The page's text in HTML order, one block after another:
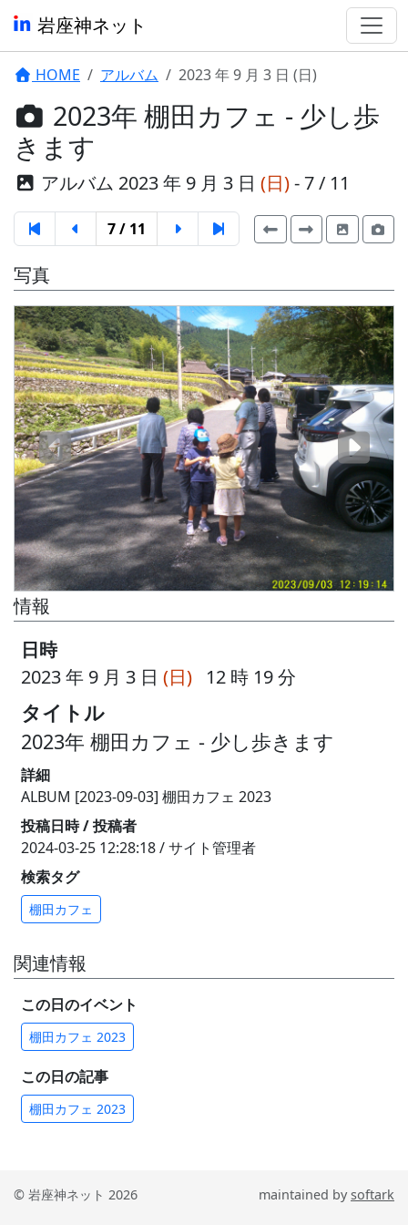
岩座神ネット
HOME アルバム 2023 年 9 月 3 日 (日)
2023年 棚田カフェ - 少し歩
きます
アルバム 2023 年 9 月 3 日 (日)- 7 / 11
7 / 11
写真
情報
日時
2023 年 9 月 3 日 (日) 12 時 19 分
タイトル
2023年 棚田カフェ - 少し歩きます
詳細
ALBUM [2023-09-03] 棚田カフェ 2023
投稿日時 / 投稿者
2024-03-25 12:28:18 / サイト管理者
検索タグ
棚田カフェ
関連情報
この日のイベント
棚田カフェ 2023
この日の記事
棚田カフェ 2023
© 岩座神ネット 2026 maintained bysoftark